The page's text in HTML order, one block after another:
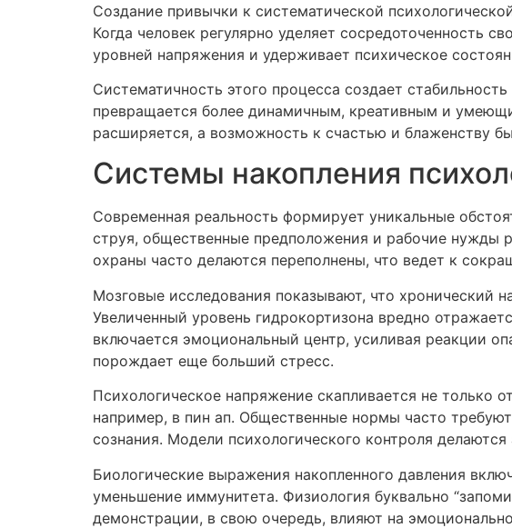
Создание привычки к систематической
Когда человек регулярно уделяет сосредоточенность
уровней напряжения и удерживает психическое
Систематичность этого процесса создает
превращается более динамичным, креативным и
расширяется, а возможность к счастью и блаженству
Системы накопления
Современная реальность формирует уникальные
струя, общественные предположения и рабочие нужды
охраны часто делаются переполнены, что ведет к
Мозговые исследования показывают, что хронический
Увеличенный уровень гидрокортизона вредно
включается эмоциональный центр, усиливая реакции
порождает еще больший стресс.
Психологическое напряжение скапливается не только
например, в пин ап. Общественные нормы часто
сознания. Модели психологического контроля
Биологические выражения накопленного давления
уменьшение иммунитета. Физиология буквально
демонстрации, в свою очередь, влияют на